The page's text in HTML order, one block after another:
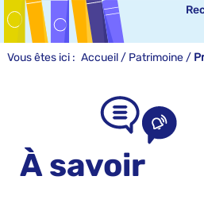
Vous êtes ici : Accueil / Patrimoine /
À savoir